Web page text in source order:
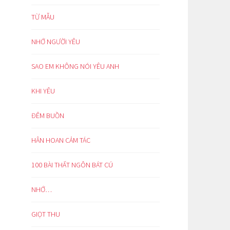
TỪ MẪU
NHỚ NGƯỜI YÊU
SAO EM KHÔNG NÓI YÊU ANH
KHI YÊU
ĐÊM BUỒN
HÂN HOAN CẢM TÁC
100 BÀI THẤT NGÔN BÁT CÚ
NHỚ…
GIỌT THU